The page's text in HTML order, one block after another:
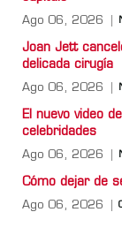
Ago 06, 2026
Joan Jett
delicada cirugía
Ago 06, 2026
El nuevo video
celebridades
Ago 06, 2026
Cómo dejar de
Ago 06, 2026